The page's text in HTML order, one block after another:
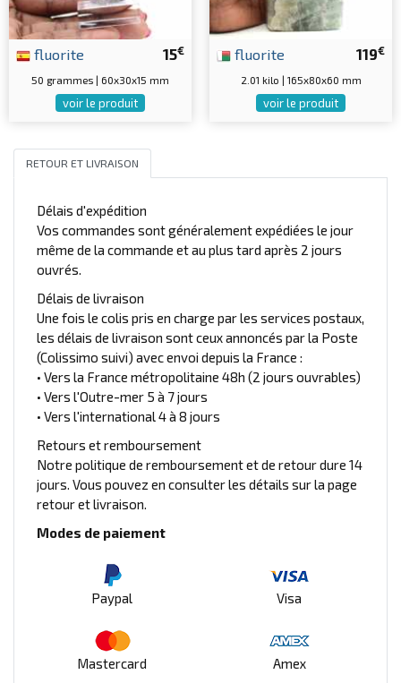
15€
fluorite
50 grammes | 60x30x15 mm
voir le produit
119€
fluorite
2.01 kilo | 165x80x60 mm
voir le produit
RETOUR ET LIVRAISON
Délais d'expédition
Vos commandes sont généralement expédiées le jour
même de la commande et au plus tard après 2 jours
ouvrés.
Délais de livraison
Une fois le colis pris en charge par les services postaux,
les délais de livraison sont ceux annoncés par la Poste
(Colissimo suivi) avec envoi depuis la France :
• Vers la France métropolitaine 48h (2 jours ouvrables)
• Vers l'Outre-mer 5 à 7 jours
• Vers l'international 4 à 8 jours
Retours et remboursement
Notre politique de remboursement et de retour dure 14
jours. Vous pouvez en consulter les détails sur la page
retour et livraison.
Modes de paiement
Paypal Visa
Mastercard Amex